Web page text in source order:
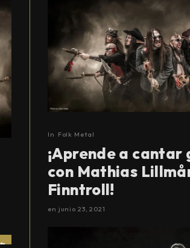
In Folk Metal
¡Aprende a cantar
con Mathias
Finntroll!
en junio 23, 2021